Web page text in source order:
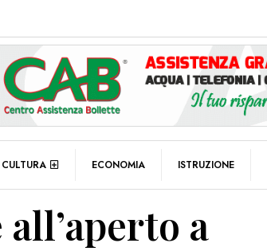
CULTURA ECONOMIA ISTRUZIONE
a